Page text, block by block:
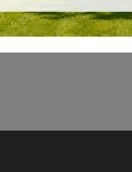
Avis (0)